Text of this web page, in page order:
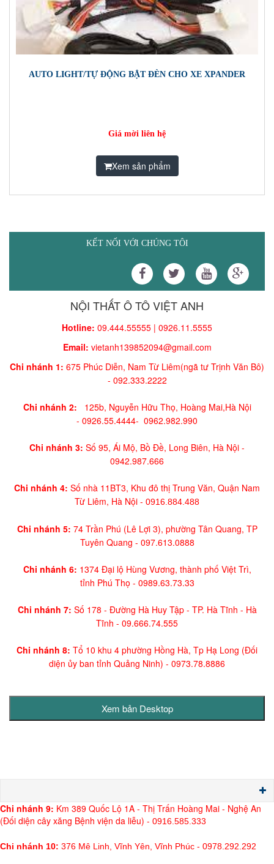
AUTO LIGHT/TỰ ĐỘNG BẬT ĐÈN CHO XE XPANDER
Giá mời liên hệ
Xem sản phẩm
KẾT NỐI VỚI CHÚNG TÔI
NỘI THẤT Ô TÔ VIỆT ANH
Hotline: 09.444.55555 | 0926.11.5555
Email: vietanh139852094@gmail.com
Chi nhánh 1: 675 Phúc Diễn, Nam Từ Liêm(ngã tư Trịnh Văn Bô)
- 092.333.2222
Chi nhánh 2: 125b, Nguyễn Hữu Thọ, Hoàng Mai,Hà Nội
- 0926.55.4444- 0962.982.990
Chi nhánh 3: Số 95, Ái Mộ, Bồ Đề, Long Biên, Hà Nội -
0942.987.666
Chi nhánh 4: Số nhà 11BT3, Khu đô thị Trung Văn, Quận Nam
Từ Liêm, Hà Nội - 0916.884.488
Chi nhánh 5: 74 Trần Phú (Lê Lợi 3), phường Tân Quang, TP
Tuyên Quang - 097.613.0888
Chi nhánh 6: 1374 Đại lộ Hùng Vương, thành phố Việt Trì,
tỉnh Phú Thọ - 0989.63.73.33
Chi nhánh 7: Số 178 - Đường Hà Huy Tập - TP. Hà Tĩnh - Hà
Tĩnh - 09.666.74.555
Chi nhánh 8: Tổ 10 khu 4 phường Hồng Hà, Tp Hạ Long (Đối
diện ủy ban tỉnh Quảng Ninh) - 0973.78.8886
Chi nhánh 9: Km 389 Quốc Lộ 1A - Thị Trấn Hoàng Mai - Nghệ An
(Đối diện cây xăng Bệnh viện da liễu) - 0916.585.333
Chi nhánh 10: 376 Mê Linh, Vĩnh Yên, Vĩnh Phúc - 0978.292.292